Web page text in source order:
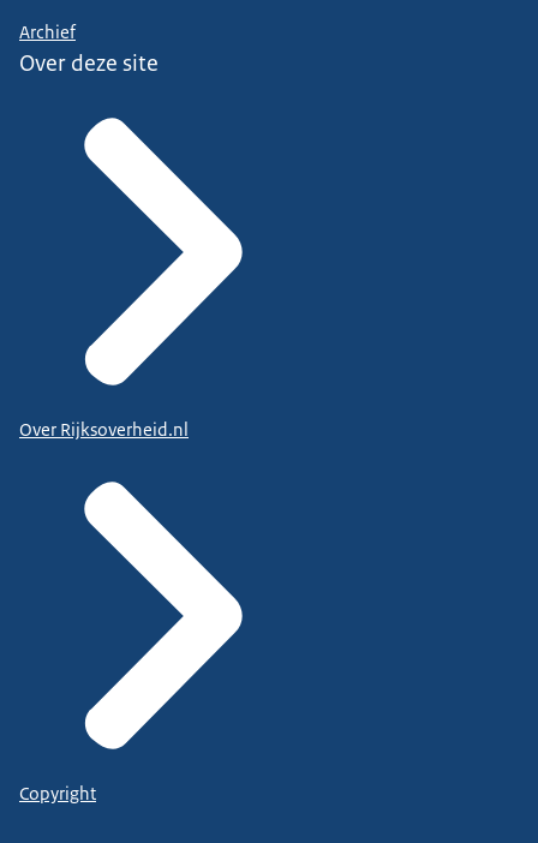
Archief
Over deze site
Over Rijksoverheid.nl
Copyright